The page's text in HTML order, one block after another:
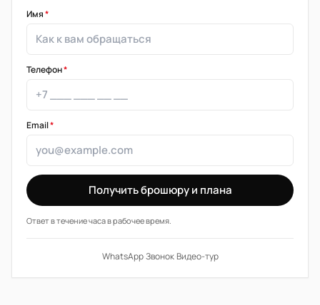
Имя*
Телефон*
Email*
Получить брошюру и плана
Ответ в течение часа в рабочее время.
WhatsApp·Звонок·Видео-тур